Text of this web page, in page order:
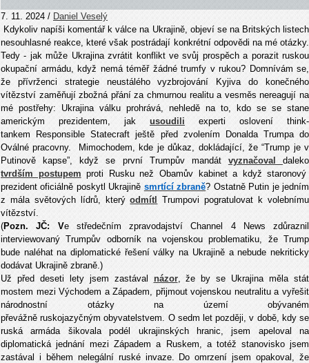
7. 11. 2024 / Daniel Veselý
Kdykoliv napíši komentář k válce na Ukrajině, objeví se na Britských listech
nesouhlasné reakce, které však postrádají konkrétní odpovědi na mé otázky.
Tedy - jak může Ukrajina zvrátit konflikt ve svůj prospěch a porazit ruskou
okupační armádu, když nemá téměř žádné trumfy v rukou? Domnívám se,
že přívrženci strategie neustálého vyzbrojování Kyjiva do konečného
vítězství zaměňují zbožná přání za chmurnou realitu a vesměs nereagují na
mé postřehy: Ukrajina válku prohrává, nehledě na to, kdo se se stane
americkým prezidentem, jak usoudili experti oslovení think-
tankem Responsible Statecraft ještě před zvolením Donalda Trumpa do
Oválné pracovny. Mimochodem, kde je důkaz, dokládající, že “Trump je v
Putinově kapse”, když se první Trumpův mandát vyznačoval daleko
tvrdším postupem proti Rusku než Obamův kabinet a když staronový
prezident oficiálně poskytl Ukrajině smrtící zbraně? Ostatně Putin je jedním
z mála světových lídrů, kterýodmítl
Trumpovi pogratulovat k volebnímu
vítězství.
(Pozn. JČ: Ve středečním zpravodajství Channel 4 News zdůraznil
interviewovaný Trumpův odborník na vojenskou problematiku, že Trump
bude naléhat na diplomatické řešení války na Ukrajině a nebude nekriticky
dodávat Ukrajině zbraně.)
Už před deseti lety jsem zastával názor, že by se Ukrajina měla stát
mostem mezi Východem a Západem, přijmout vojenskou neutralitu a vyřešit
národnostní otázky na území obývaném
převážně ruskojazyčným obyvatelstvem. O sedm let později, v době, kdy se
ruská armáda šikovala podél ukrajinských hranic, jsem apeloval na
diplomatická jednání mezi Západem a Ruskem, a totéž stanovisko jsem
zastával i během nelegální ruské invaze. Do omrzení jsem opakoval, že